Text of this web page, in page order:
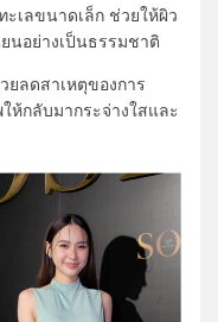
เลขนาดเล็ก ช่วยให้ผิว
นอย่างเป็นธรรมชาติ
ยลดสาเหตุของการ
ห้กลับมากระจ่างใสและ